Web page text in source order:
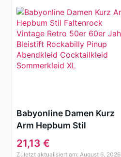
Babyonline Damen Kurz
Arm Hepbum Stil
Faltenrock Vintage Retro
50er 60er Jahre Bleistift
21,13 €
Zuletzt aktualisiert am: August 6, 2026